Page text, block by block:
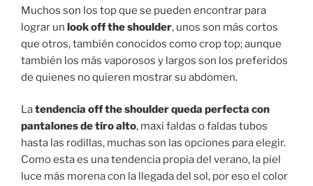
Muchos son los top que se pueden encontrar para
lograr un look off the shoulder, unos son más cortos
que otros, también conocidos como crop top; aunque
también los más vaporosos y largos son los preferidos
de quienes no quieren mostrar su abdomen.
Latendencia off the shoulder queda perfecta con
pantalones de tiro alto, maxi faldas o faldas tubos
hasta las rodillas, muchas son las opciones para elegir.
Como esta es una tendencia propia del verano, la piel
luce más morena con la llegada del sol, por eso el color